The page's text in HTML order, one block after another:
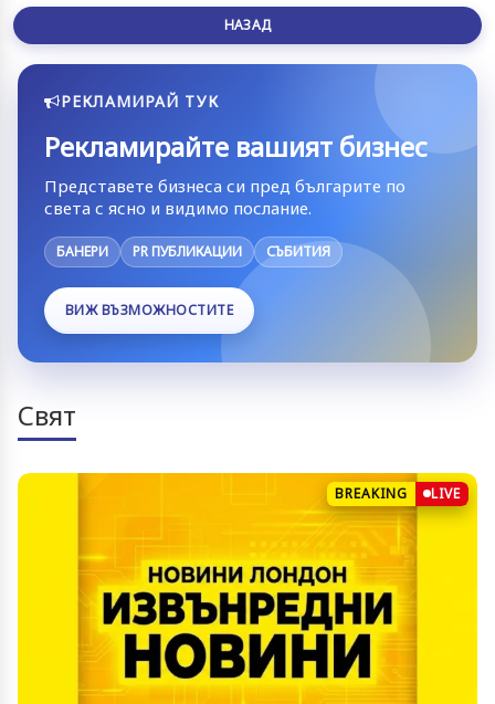
НАЗАД
РЕКЛАМИРАЙ ТУК
Рекламирайте вашият бизнес
Представете бизнеса си пред българите по
света с ясно и видимо послание.
БАНЕРИ PR ПУБЛИКАЦИИ СЪБИТИЯ
ВИЖ ВЪЗМОЖНОСТИТЕ
Свят
BREAKING LIVE